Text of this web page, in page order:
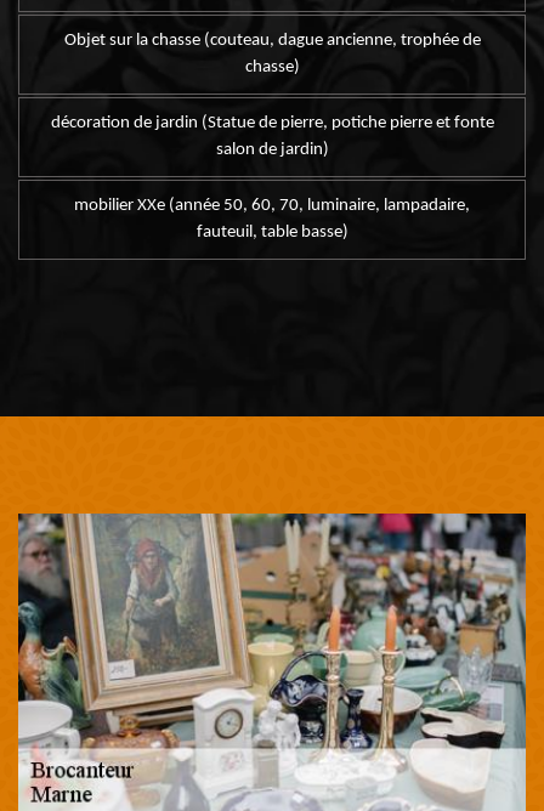
Objet sur la chasse (couteau, dague ancienne, trophée de
chasse)
décoration de jardin (Statue de pierre, potiche pierre et fonte
salon de jardin)
mobilier XXe (année 50, 60, 70, luminaire, lampadaire,
fauteuil, table basse)